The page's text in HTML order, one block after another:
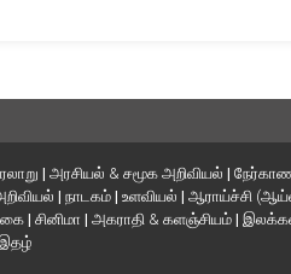
| அரசியல் & சமூக அறிவியல் |
| நாடகம் | உளவியல் | ஆராய்ச்சி
| சினிமா | அகராதி & களஞ்சியம் |
இதழ்